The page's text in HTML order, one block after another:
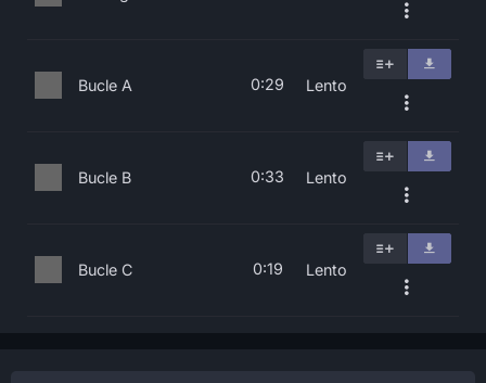
Bucle A 0:29 Lento
Bucle B 0:33 Lento
Bucle C 0:19 Lento